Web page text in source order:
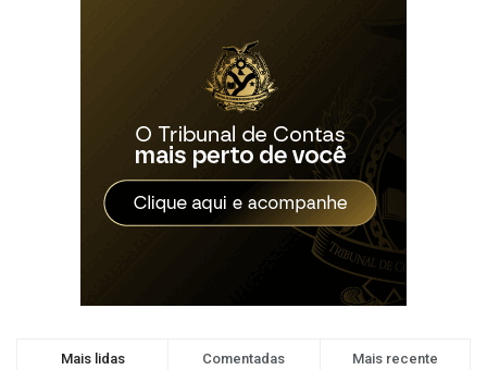
Mais lidas Comentadas Mais recente